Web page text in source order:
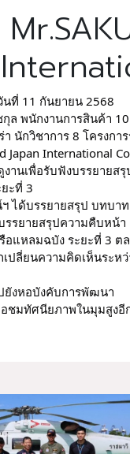
นที่ 11 กันยายน 2568
ล พนักงานการสินค้า 10
นักวิชาการ 8 โครงกา
Japan International
งานเพื่อรับฟังบรรยาย
ะที่ 3
ได้บรรยายสรุป บทบา
รรยายสรุปความคืบหน้า
อแหลมฉบัง ระยะที่ 3 ต
ปลี่ยนความคิดเห็นระห
งหอบังคับการพัฒนา
ชมทัศนียภาพในมุมสูงอี